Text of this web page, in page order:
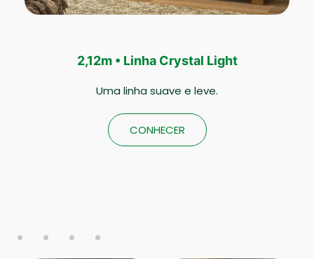
2,12m • Linha Crystal Light
Uma linha suave e leve.
CONHECER